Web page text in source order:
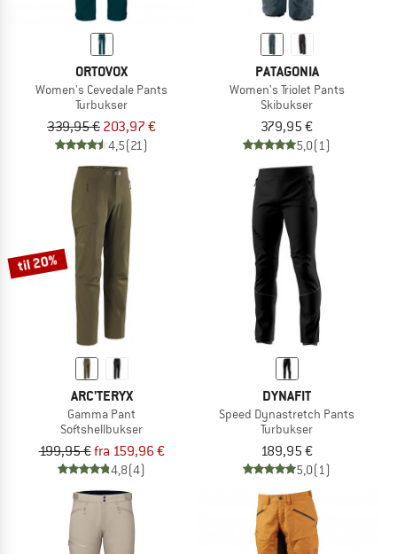
ORTOVOX
Women's Cevedale Pants
Turbukser
339,95 € 203,97 €
4,5(21)
PATAGONIA
Women's Triolet Pants
Skibukser
379,95 €
5,0(1)
til 20%
ARC'TERYX
Gamma Pant
Softshellbukser
199,95 €fra 159,96 €
4,8(4)
DYNAFIT
Speed Dynastretch Pants
Turbukser
189,95 €
5,0(1)